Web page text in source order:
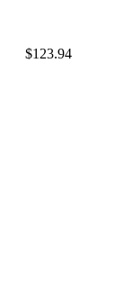
$123.94